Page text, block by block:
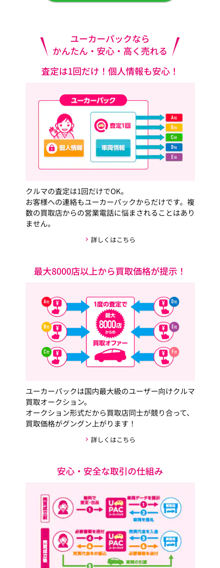
ユーカーパックなら
かんたん・安心・高く売れる
査定は1回だけ！個人情報も安心！
クルマの査定は1回だけでOK。
お客様への連絡もユーカーパックからだけです。複
数の買取店からの営業電話に悩まされることはあり
ません。
詳しくはこちら
最大8000店以上から買取価格が提示！
ユーカーパックは国内最大級のユーザー向けクルマ
買取オークション。
オークション形式だから買取店同士が競り合って、
買取価格がグングン上がります！
詳しくはこちら
安心・安全な取引の仕組み